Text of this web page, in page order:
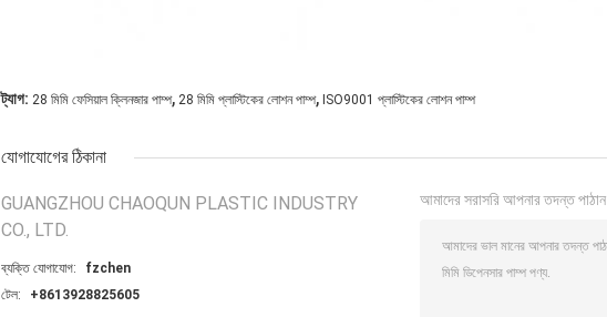
ট্যাগ: 28 মিমি ফেসিয়াল ক্লিনজার পাম্প, 28 মিমি প্লাস্টিকের লোশন পাম্প, ISO9001 প্লাস্টিকের লোশন পাম্প
যোগাযোগের ঠিকানা
GUANGZHOU CHAOQUN PLASTIC INDUSTRY
CO., LTD.
ব্যক্তি যোগাযোগ:
fzchen
টেল:
+8613928825605
আমাদের সরাসরি আপনার তদন্ত পাঠান